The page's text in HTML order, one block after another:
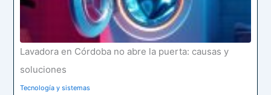
Lavadora en Córdoba no abre la puerta: causas y
soluciones
Tecnología y sistemas